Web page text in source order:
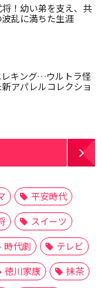
！幼い弟を支え、共
乱に満ちた生涯
キング…ウルトラ怪
アパレルコレクショ
平安時代
スイーツ
時代劇
テレビ
徳川家康
抹茶